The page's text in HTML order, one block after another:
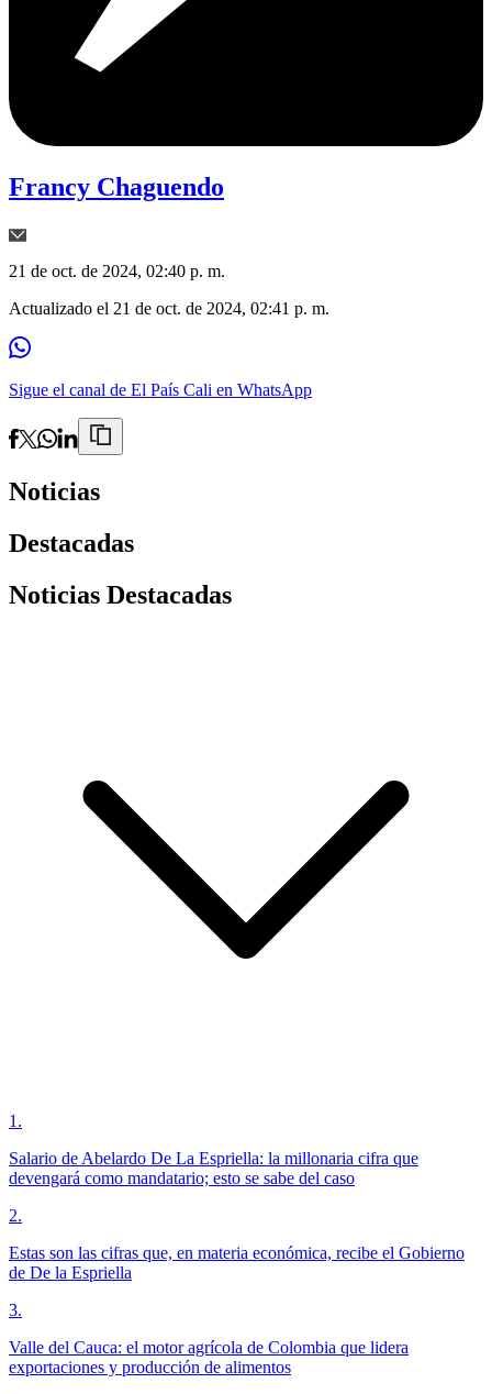
Francy Chaguendo
21 de oct. de 2024, 02:40 p. m.
Actualizado el 21 de oct. de 2024, 02:41 p. m.
Sigue el canal de El País Cali en WhatsApp
Noticias
Destacadas
Noticias Destacadas
1 .
Salario de Abelardo De La Espriella: la millonaria cifra que
devengará como mandatario; esto se sabe del caso
2.
Estas son las cifras que, en materia económica, recibe el Gobierno
de De la Espriella
3.
Valle del Cauca: el motor agrícola de Colombia que lidera
exportaciones y producción de alimentos